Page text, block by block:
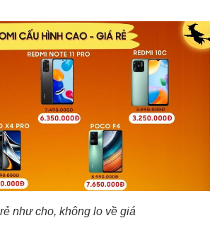
như cho, không lo về giá